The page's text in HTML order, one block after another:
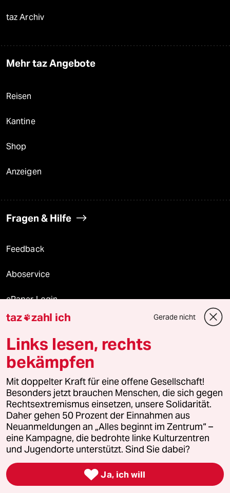
taz Archiv
Mehr taz Angebote
Reisen
Kantine
Shop
Anzeigen
Fragen & Hilfe
Feedback
Aboservice
ePaper Login
Downloads für Abonnierende
© 2026 taz Verlags und Vertriebs GmbH
Alle Rechte vorbehalten. Bei rechtlichen Fragen oder für Genehmigungen
wenden Sie sich bitte an lizenzen@taz.de
Feedback Redaktionsstatut Kommune-Richtlinien
Leitlinie Informant Datenschutz Impressum AGB
Seitenwende Einwilligungen widerrufen (Ads)
taz zahl ich Gerade nicht
Links lesen, rechts
bekämpfen
Mit doppelter Kraft für eine offene Gesellschaft!
Besonders jetzt brauchen Menschen, die sich gegen
Rechtsextremismus einsetzen, unsere Solidarität.
Daher gehen 50 Prozent der Einnahmen aus
Neuanmeldungen an „Alles beginnt im Zentrum“ –
eine Kampagne, die bedrohte linke Kulturzentren
und Jugendorte unterstützt. Sind Sie dabei?
 Ja, ich will